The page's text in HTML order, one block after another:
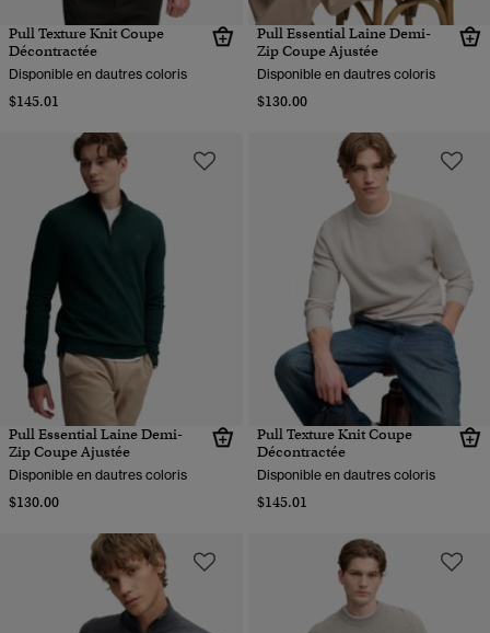
Pull Texture Knit Coupe
Décontractée
Disponible en dautres coloris
$145.01
Pull Essential Laine Demi-
Zip Coupe Ajustée
Disponible en dautres coloris
$130.00
Pull Essential Laine Demi-
Zip Coupe Ajustée
Disponible en dautres coloris
$130.00
Pull Texture Knit Coupe
Décontractée
Disponible en dautres coloris
$145.01